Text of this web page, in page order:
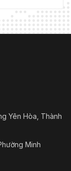
Yên Hòa, Thành
Minh